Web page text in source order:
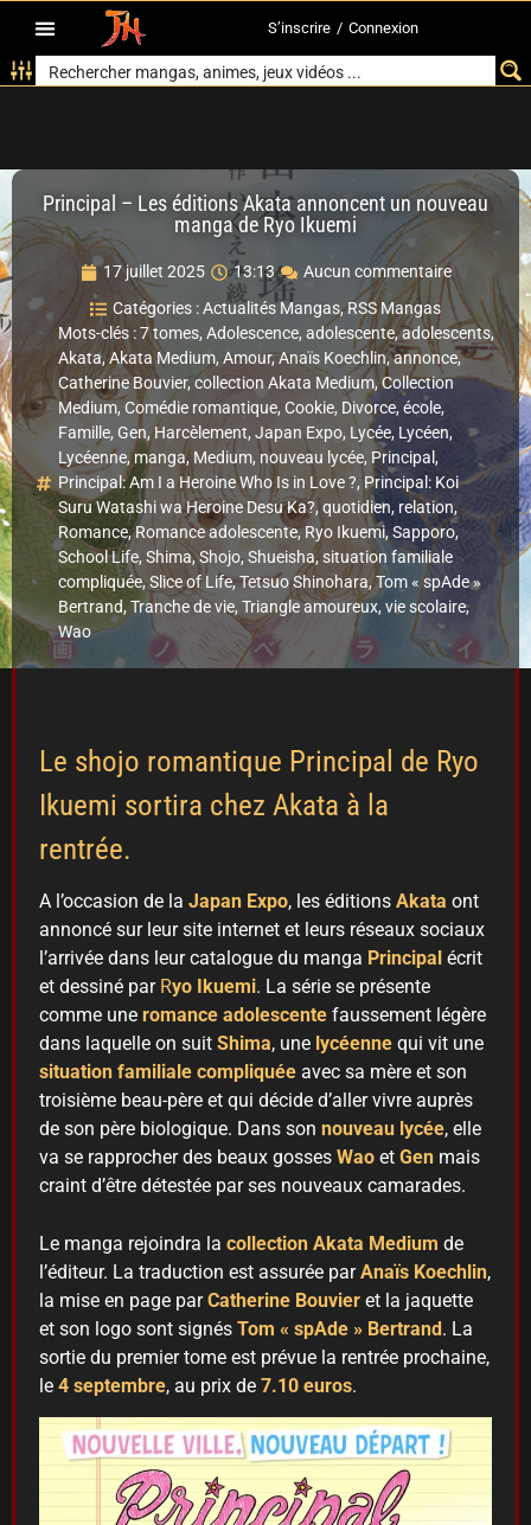
S’inscrire / Connexion
Principal – Les éditions Akata annoncent un nouveau
manga de Ryo Ikuemi
17 juillet 2025 13:13
Aucun commentaire
Catégories :Actualités Mangas,RSS Mangas
Mots-clés :7 tomes, Adolescence, adolescente,adolescents,
Akata, Akata Medium,Amour,Anaïs Koechlin,annonce,
Catherine Bouvier,collection Akata Medium,Collection
Medium, Comédie romantique,Cookie, Divorce, école,
Famille, Gen,Harcèlement, Japan Expo, Lycée, Lycéen,
Lycéenne,manga, Medium, nouveau lycée, Principal ,
Principal: Am I a Heroine Who Is in Love ?,Principal: Koi
Suru Watashi wa Heroine Desu Ka?,quotidien, relation,
Romance,Romance adolescente,Ryo Ikuemi,Sapporo,
School Life, Shima,Shojo,Shueisha,situation familiale
compliquée,Slice of Life,Tetsuo Shinohara,Tom « spAde »
Bertrand,Tranche de vie, Triangle amoureux,vie scolaire,
Wao
Le shojo romantique Principal de Ryo
Ikuemi sortira chez Akata à la
rentrée.
A l’occasion de la Japan Expo, les éditions Akata ont
annoncé sur leur site internet et leurs réseaux sociaux
l’arrivée dans leur catalogue du manga Principal écrit
et dessiné par Ryo Ikuemi. La série se présente
comme une romance adolescente faussement légère
dans laquelle on suit Shima, une lycéenne qui vit une
situation familiale compliquée avec sa mère et son
troisième beau-père et qui décide d’aller vivre auprès
de son père biologique. Dans son nouveau lycée, elle
va se rapprocher des beaux gosses Wao et Gen mais
craint d’être détestée par ses nouveaux camarades.
Le manga rejoindra la collection Akata Medium de
l’éditeur. La traduction est assurée par Anaïs Koechlin,
la mise en page par Catherine Bouvier et la jaquette
et son logo sont signés Tom « spAde » Bertrand. La
sortie du premier tome est prévue la rentrée prochaine,
le 4 septembre, au prix de 7.10 euros.